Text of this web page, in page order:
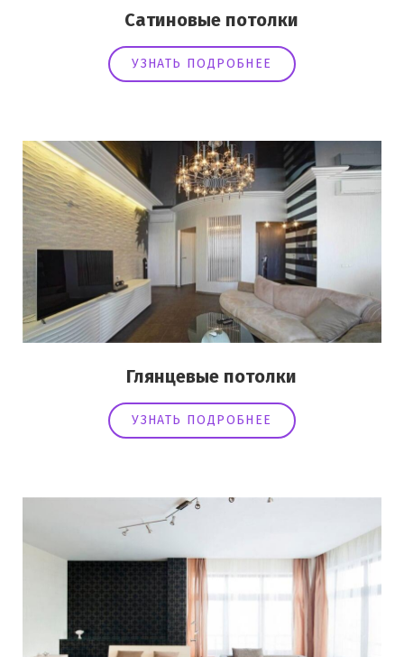
Сатиновые потолки
УЗНАТЬ ПОДРОБНЕЕ
Глянцевые потолки
УЗНАТЬ ПОДРОБНЕЕ